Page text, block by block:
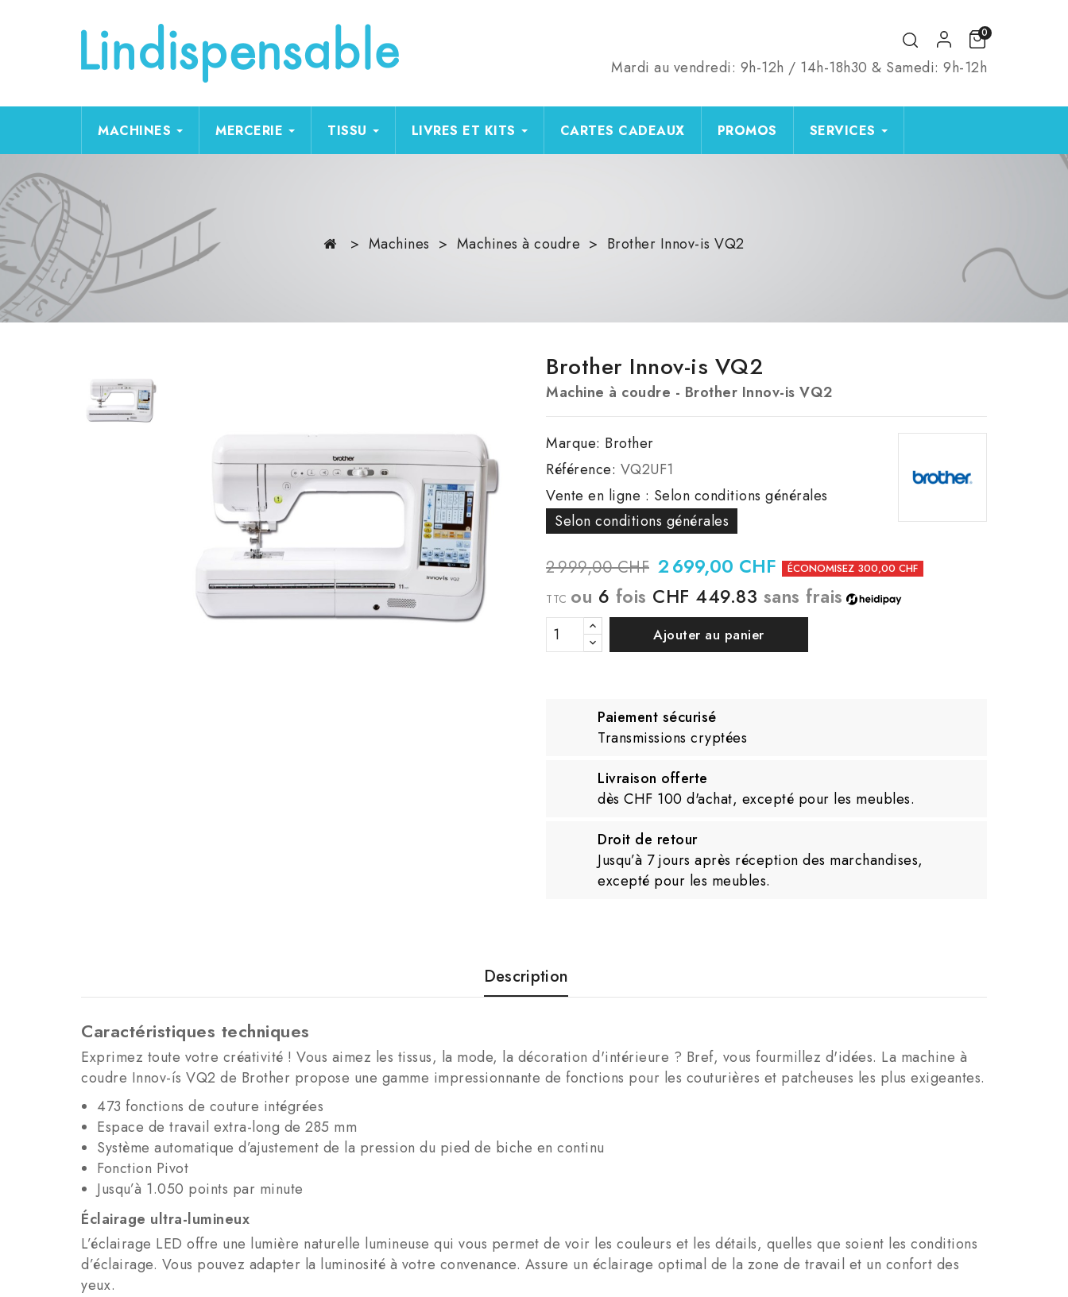
Mardi au vendredi: 9h-12h / 14h-18h30 & Samedi: 9h-12h
0
MACHINES MERCERIE TISSU LIVRES ET KITS CARTES CADEAUX PROMOS SERVICES
Machines Machines à coudre Brother Innov-is VQ2
Brother Innov-is VQ2
Machine à coudre - Brother Innov-is VQ2
Marque: Brother
Référence: VQ2UF1
Vente en ligne : Selon conditions générales
Selon conditions générales
2 999,00 CHF 2 699,00 CHF ÉCONOMISEZ 300,00 CHF
TTC ou 6 fois CHF 449.83 sans frais
Ajouter au panier
Paiement sécurisé
Transmissions cryptées
Livraison offerte
dès CHF 100 d'achat, excepté pour les meubles.
Droit de retour
Jusqu’à 7 jours après réception des marchandises,
excepté pour les meubles.
Description
Caractéristiques techniques
Exprimez toute votre créativité ! Vous aimez les tissus, la mode, la décoration d'intérieure ? Bref, vous fourmillez d'idées. La machine à
coudre Innov-ís VQ2 de Brother propose une gamme impressionnante de fonctions pour les couturières et patcheuses les plus exigeantes.
473 fonctions de couture intégrées
Espace de travail extra-long de 285 mm
Système automatique d’ajustement de la pression du pied de biche en continu
Fonction Pivot
Jusqu’à 1.050 points par minute
Éclairage ultra-lumineux
L’éclairage LED offre une lumière naturelle lumineuse qui vous permet de voir les couleurs et les détails, quelles que soient les conditions
d’éclairage. Vous pouvez adapter la luminosité à votre convenance. Assure un éclairage optimal de la zone de travail et un confort des
yeux.